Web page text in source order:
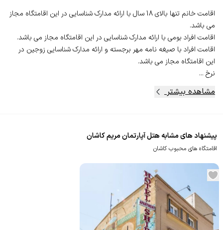
اقامت خانم تنها بالای 18 سال با ارائه مدارک شناسایی در این اقامتگاه مجاز
اقامت افراد با صیغه نامه مهر برجسته و ارائه مدارک شناسایی زوجین در
نرخ ...
مشاهده بیشتر
پیشنهاد های مشابه هتل آپارتمان مریم کاشان
اقامتگاه های محبوب کاشان